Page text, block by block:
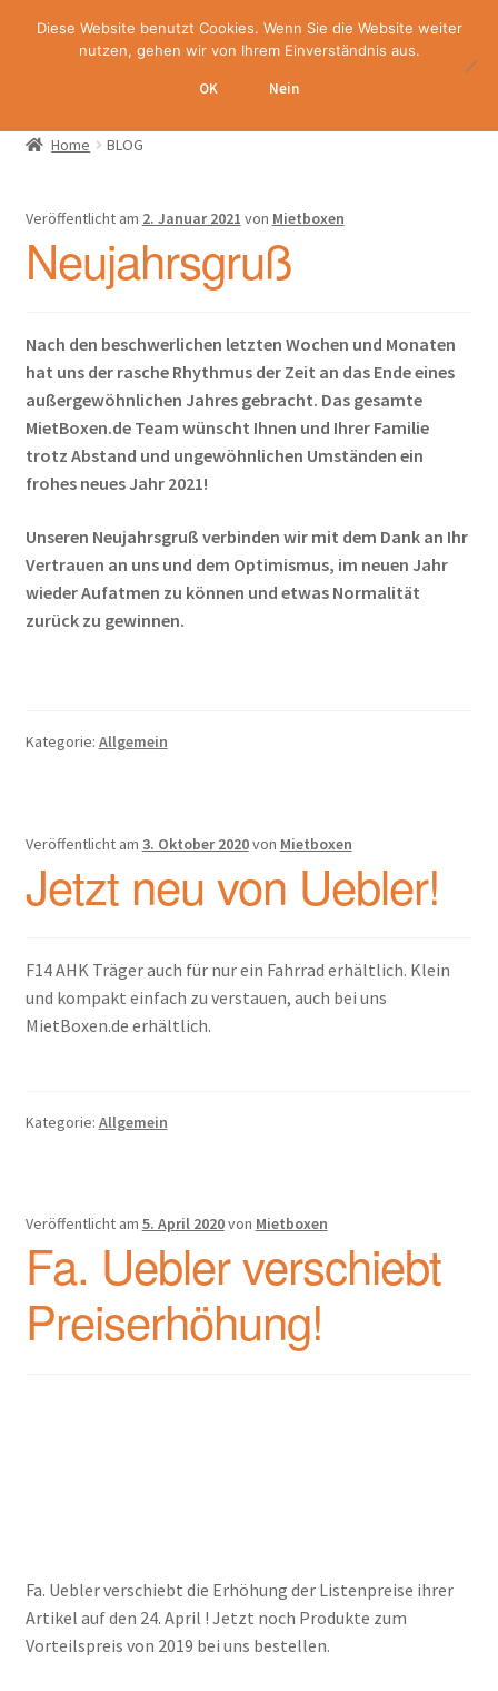
Zur
Zum
Home BLOG
Veröffentlicht am 2. Januar 2021 von Mietboxen
Neujahrsgruß
Nach den beschwerlichen letzten Wochen und Monaten
hat uns der rasche Rhythmus der Zeit an das Ende eines
außergewöhnlichen Jahres gebracht. Das gesamte
MietBoxen.de Team wünscht Ihnen und Ihrer Familie
trotz Abstand und ungewöhnlichen Umständen ein
frohes neues Jahr 2021!
Unseren Neujahrsgruß verbinden wir mit dem Dank an Ihr
Vertrauen an uns und dem Optimismus, im neuen Jahr
wieder Aufatmen zu können und etwas Normalität
zurück zu gewinnen.
Kategorie: Allgemein
Veröffentlicht am 3. Oktober 2020von Mietboxen
Jetzt neu von Uebler!
F14 AHK Träger auch für nur ein Fahrrad erhältlich. Klein
und kompakt einfach zu verstauen, auch bei uns
MietBoxen.de erhältlich.
Kategorie: Allgemein
Veröffentlicht am 5. April 2020von Mietboxen
Fa. Uebler verschiebt
Preiserhöhung!
Fa. Uebler verschiebt die Erhöhung der Listenpreise ihrer
Artikel auf den 24. April ! Jetzt noch Produkte zum
Vorteilspreis von 2019 bei uns bestellen.
Diese Website benutzt Cookies. Wenn Sie die Website weiter
nutzen, gehen wir von Ihrem Einverständnis aus.
OK Nein